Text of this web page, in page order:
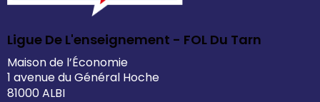
Ligue De L'enseignement - FOL Du Tarn
Maison de l’Économie
1 avenue du Général Hoche
81000 ALBI